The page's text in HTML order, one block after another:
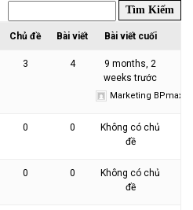
Chủ đề Bài viết Bài viết cuối
3 4
9 months, 2
weeks trước
Marketing BPmax
0 0
Không có chủ
đề
0 0
Không có chủ
đề